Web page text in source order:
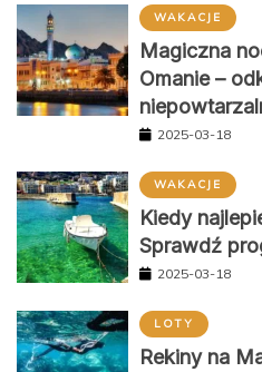
WAKACJE
Magiczna
Omanie –
2025-03-18
WAKACJE
Kiedy
Sprawdź
2025-03-18
LOTY
Rekiny na